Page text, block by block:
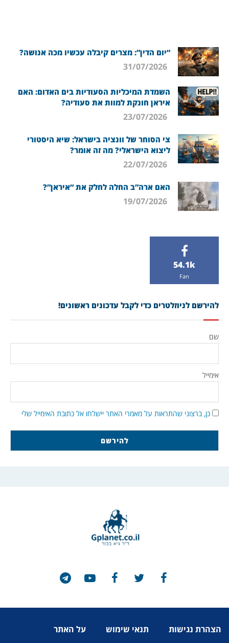
“יום הדין”: מצרים קיבלה עכשיו מכה אנושה?
השמדת המיכליות הסעודיות בים האדום: האם
איראן חונקת למוות את סעודיה?
צי הסוחר של וונציה בישראל: שיא היסטורי
ליצוא הישראלי? מה זה אומר?
האם ארה”ב החלה לחלק את “איראן”?
54.1k
Fan
להירשם לניוזלטרים כדי לקבל עדכונים ראשונים!
שם
אימייל
כן, ברצוני שהתראות על מאמרי האתר יישלחו אל כתובת האימייל שלי
הצהרת נגישות תנאי שימוש על האתר